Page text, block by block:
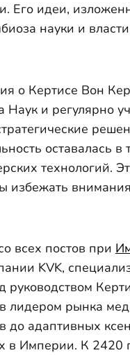
Его идеи,
науки и
о Кертисе Вон
и регулярно
оставалась в
технологий.
избежать
всех постов при
KVK,
руководством
лидером рынка
адаптивных
Империи. К 2420